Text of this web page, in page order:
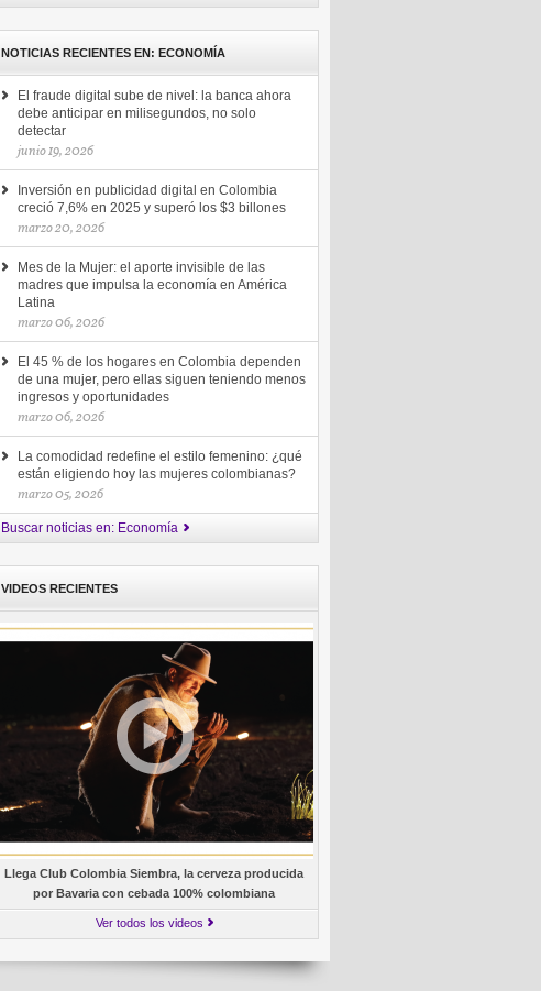
NOTICIAS RECIENTES EN: ECONOMÍA
El fraude digital sube de nivel: la banca ahora
debe anticipar en milisegundos, no solo
detectar
junio 19, 2026
Inversión en publicidad digital en Colombia
creció 7,6% en 2025 y superó los $3 billones
marzo 20, 2026
Mes de la Mujer: el aporte invisible de las
madres que impulsa la economía en América
Latina
marzo 06, 2026
El 45 % de los hogares en Colombia dependen
de una mujer, pero ellas siguen teniendo menos
ingresos y oportunidades
marzo 06, 2026
La comodidad redefine el estilo femenino: ¿qué
están eligiendo hoy las mujeres colombianas?
marzo 05, 2026
Buscar noticias en: Economía
VIDEOS RECIENTES
Llega Club Colombia Siembra, la cerveza producida
por Bavaria con cebada 100% colombiana
Ver todos los videos